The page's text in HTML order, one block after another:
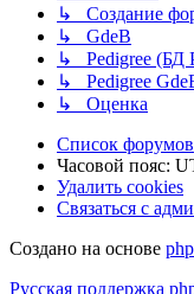
↳ Создание
↳ GdeB
↳ Pedigree (БД
↳ Pedigree
↳ Оценка
Список форумов
Часовой пояс:
Удалить cookies
Связаться с
Создано на основе
Русская поддержка